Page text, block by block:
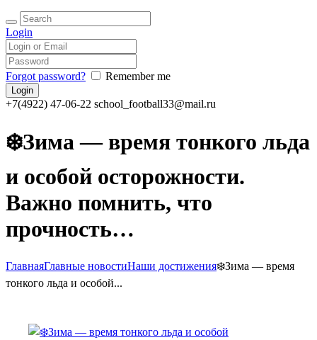
Login
Forgot password? Remember me
+7(4922) 47-06-22 school_football33@mail.ru
❄️Зима — время тонкого льда
и особой осторожности.
Важно помнить, что
прочность…
ГлавнаяГлавные новостиНаши достижения❄️Зима — время
тонкого льда и особой...